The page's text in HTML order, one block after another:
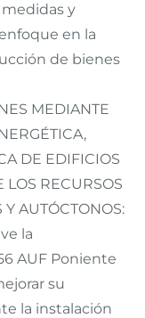
y
en la
de bienes
MEDIANTE
DE EDIFICIOS
LOS RECURSOS
AUTÓCTONOS:
la
AUF Poniente
su
la instalación